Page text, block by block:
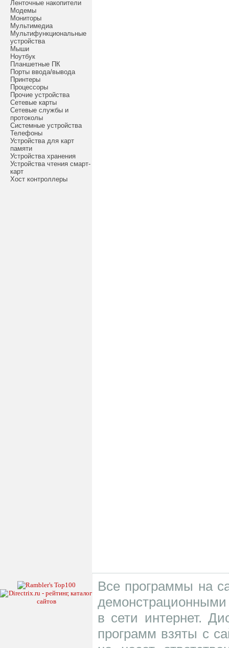
Ленточные накопители
Модемы
Мониторы
Мультимедиа
Мультифункциональные
устройства
Мыши
Ноутбук
Планшетные ПК
Порты ввода/вывода
Принтеры
Процессоры
Прочие устройства
Сетевые карты
Сетевые службы и
протоколы
Системные устройства
Телефоны
Устройства для карт
памяти
Устройства хранения
Устройства чтения смарт-
карт
Хост контроллеры
Все программы на
в сети интернет.
программ взяты с